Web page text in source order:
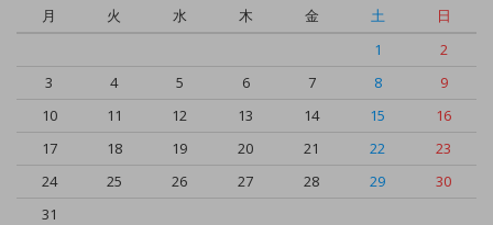
月 火 水 木 金 土
日
1
2
3
4 5 6 7 8
9
10
11 12 13 14 15
16
17
18 19 20 21 22
23
24
25 26 27 28 29
30
31